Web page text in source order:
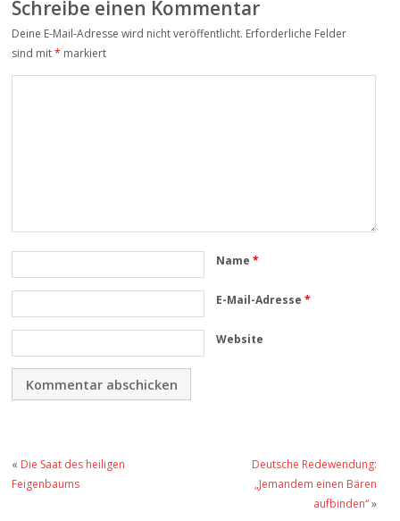
Schreibe einen Kommentar
Deine E-Mail-Adresse wird nicht veröffentlicht. Erforderliche Felder
sind mit* markiert
Name*
E-Mail-Adresse*
Website
« Die Saat des heiligen
Feigenbaums
Deutsche Redewendung:
„Jemandem einen Bären
aufbinden“»